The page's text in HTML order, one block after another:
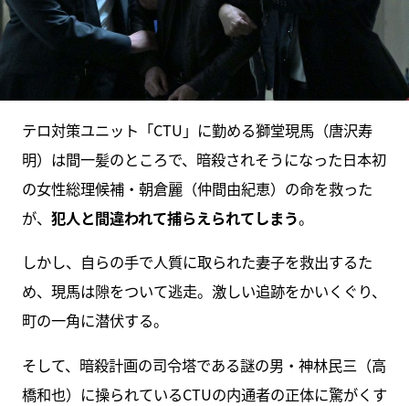
テロ対策ユニット「CTU」に勤める獅堂現馬（唐沢寿
明）は間一髪のところで、暗殺されそうになった日本初
の女性総理候補・朝倉麗（仲間由紀恵）の命を救った
が、 犯人と間違われて捕らえられてしまう。
しかし、自らの手で人質に取られた妻子を救出するた
め、現馬は隙をついて逃走。激しい追跡をかいくぐり、
町の一角に潜伏する。
そして、暗殺計画の司令塔である謎の男・神林民三（高
橋和也）に操られているCTUの内通者の正体に驚がくす